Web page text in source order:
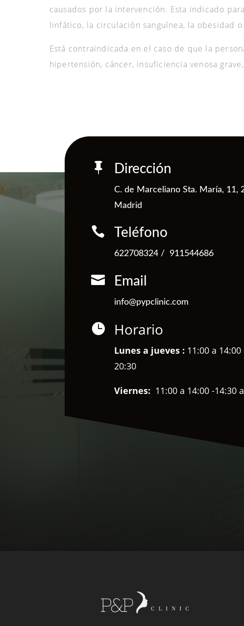
causados por la intervención. Esta indicado
linfático, la circulación sanguínea, la obesidad
Está contraindicada en el caso de que la
hipertensión, cáncer, insuficiencia venosa
 Dirección
C. de Marceliano Sta. María, 11,
Madrid
 Teléfono
622708324 / 911544686
 Email
info@pypclinic.com
 Horario
Lunes a jueves : 11:00 a 14:00
20:30
Viernes: 11:00 a 14:00 -14:30